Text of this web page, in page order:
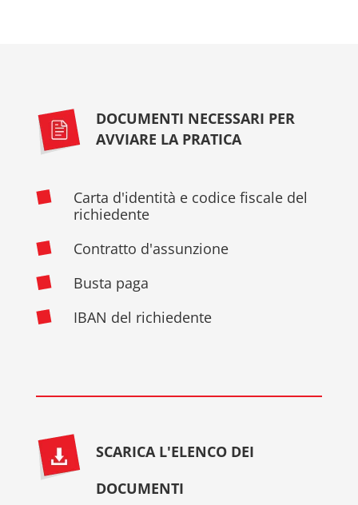
DOCUMENTI NECESSARI PER
AVVIARE LA PRATICA
Carta d'identità e codice fiscale del
richiedente
Contratto d'assunzione
Busta paga
IBAN del richiedente
SCARICA L'ELENCO DEI
DOCUMENTI